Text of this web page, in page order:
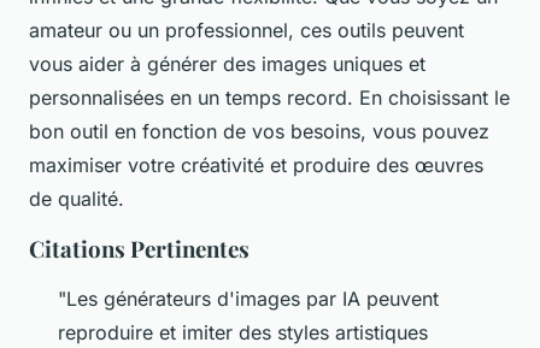
amateur ou un professionnel, ces outils peuvent
vous aider à générer des images uniques et
personnalisées en un temps record. En choisissant le
bon outil en fonction de vos besoins, vous pouvez
maximiser votre créativité et produire des œuvres
de qualité.
Citations Pertinentes
"Les générateurs d'images par IA peuvent
reproduire et imiter des styles artistiques